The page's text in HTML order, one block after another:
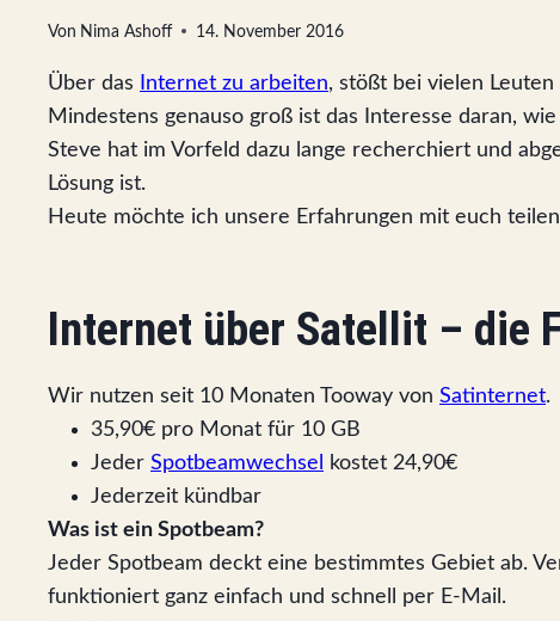
Von Nima Ashoff 14. November 2016
Über das Internet zu arbeiten, stößt bei vielen
Mindestens genauso groß ist das Interesse daran,
Steve hat im Vorfeld dazu lange recherchiert und
Lösung ist.
Heute möchte ich unsere Erfahrungen mit euch
Internet über Satellit – die
Wir nutzen seit 10 Monaten Tooway von Satinternet.
35,90€ pro Monat für 10 GB
Jeder Spotbeamwechsel
kostet 24,90€
Jederzeit kündbar
Was ist ein Spotbeam?
Jeder Spotbeam deckt eine bestimmtes Gebiet ab.
funktioniert ganz einfach und schnell per E-Mail.